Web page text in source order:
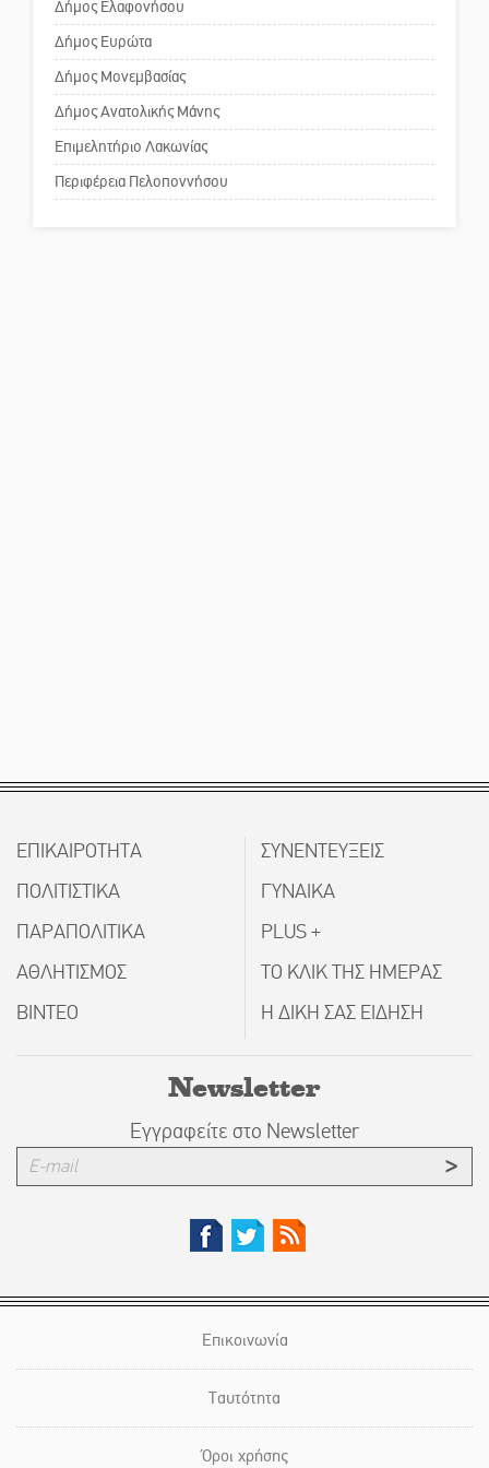
για τη λειτουργία του ΚΑΠΗ
Το δικό σας σχόλιο: Παράδειγμα
κοινωνικής αναισθησίας
Δήμος Ελαφονήσου
Δήμος Ευρώτα
Δήμος Μονεμβασίας
Δήμος Ανατολικής Μάνης
Επιμελητήριο Λακωνίας
Περιφέρεια Πελοποννήσου
ΕΠΙΚΑΙΡΟΤΗΤΑ
ΠΟΛΙΤΙΣΤΙΚΑ
ΠΑΡΑΠΟΛΙΤΙΚΑ
ΑΘΛΗΤΙΣΜΟΣ
ΒΙΝΤΕΟ
ΣΥΝΕΝΤΕΥΞΕΙΣ
ΓΥΝΑΙΚΑ
PLUS +
ΤΟ ΚΛΙΚ ΤΗΣ ΗΜΕΡΑΣ
Η ΔΙΚΗ ΣΑΣ ΕΙΔΗΣΗ
Newsletter
Εγγραφείτε στο Newsletter
Επικοινωνία
Ταυτότητα
Όροι χρήσης